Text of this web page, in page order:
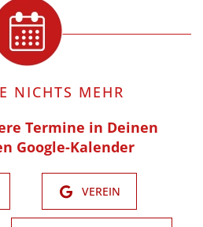
NICHTS MEHR
Termine in Deinen
Google-Kalender
VEREIN